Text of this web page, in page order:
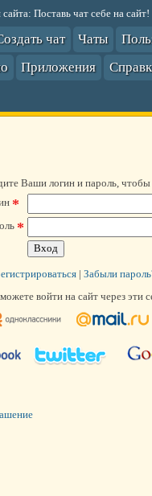
сайта: Поставь чат себе на сайт!
чат Чаты
Приложения
Ваши логин и пароль, чтобы
*
*
| Забыли
войти на сайт через эти